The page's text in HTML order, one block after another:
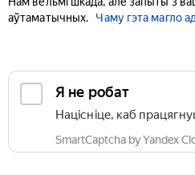
аўтаматычных.
Чаму гэта магло
Я не робат
Націсніце, каб
SmartCaptcha by Yandex